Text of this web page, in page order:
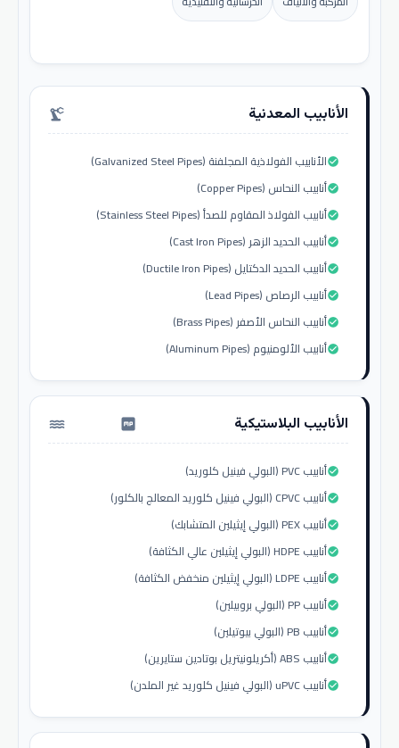
الأنابيب المعدنية precision_manufacturing
الأنابيب الفولاذية المجلفنة (Galvanized Steel Pipes)check_circle
أنابيب النحاس (Copper Pipes)check_circle
أنابيب الفولاذ المقاوم للصدأ (Stainless Steel Pipes)check_circle
أنابيب الحديد الزهر (Cast Iron Pipes)check_circle
أنابيب الحديد الدكتايل (Ductile Iron Pipes)check_circle
أنابيب الرصاص (Lead Pipes)check_circle
أنابيب النحاس الأصفر (Brass Pipes)check_circle
أنابيب الألومنيوم (Aluminum Pipes)check_circle
الأنابيب البلاستيكية water_pump
أنابيب PVC (البولي فينيل كلوريد)check_circle
أنابيب CPVC (البولي فينيل كلوريد المعالج بالكلور)check_circle
أنابيب PEX (البولي إيثيلين المتشابك)check_circle
أنابيب HDPE (البولي إيثيلين عالي الكثافة)check_circle
أنابيب LDPE (البولي إيثيلين منخفض الكثافة)check_circle
أنابيب PP (البولي بروبيلين)check_circle
أنابيب PB (البولي بيوتيلين)check_circle
أنابيب ABS (أكريلونيتريل بوتادين ستايرين)check_circle
أنابيب uPVC (البولي فينيل كلوريد غير الملدن)check_circle